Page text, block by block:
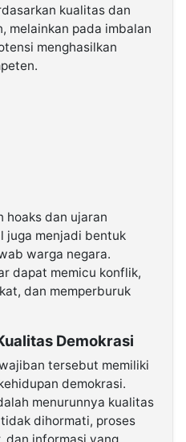
kualitas dan
melainkan pada imbalan
menghasilkan
hoaks dan ujaran
juga menjadi bentuk
warga negara.
dapat memicu konflik,
dan memperburuk
Demokrasi
tersebut memiliki
demokrasi.
menurunnya kualitas
dihormati, proses
dan informasi yang